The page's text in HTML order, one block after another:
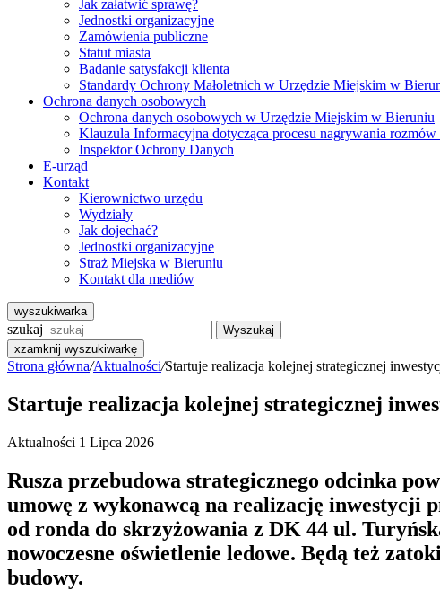
Jak załatwić sprawę?
Jednostki organizacyjne
Zamówienia publiczne
Statut miasta
Badanie satysfakcji klienta
Standardy Ochrony Małoletnich w Urzędzie Miejskim w
Ochrona danych osobowych
Ochrona danych osobowych w Urzędzie Miejskim w Bieruniu
Klauzula Informacyjna dotycząca procesu nagrywania
Inspektor Ochrony Danych
E-urząd
Kontakt
Kierownictwo urzędu
Wydziały
Jak dojechać?
Jednostki organizacyjne
Straż Miejska w Bieruniu
Kontakt dla mediów
wyszukiwarka
szukaj
Wyszukaj
xzamknij wyszukiwarkę
Strona główna/Aktualności/Startuje realizacja kolejnej strategicznej
Startuje realizacja kolejnej strategicznej
Aktualności 1 Lipca 2026
Rusza przebudowa strategicznego odcinka
umowę z wykonawcą na realizację inwestycji
od ronda do skrzyżowania z DK 44 ul.
nowoczesne oświetlenie ledowe. Będą też
budowy.